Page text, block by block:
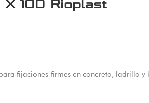
100 Rioplast
fijaciones firmes en concreto, ladrillo y